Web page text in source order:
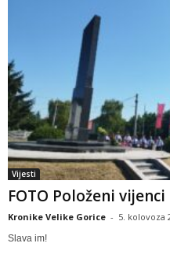
Vijesti
FOTO Položeni
Kronike Velike Gorice - 5. kolovoza
Slava im!